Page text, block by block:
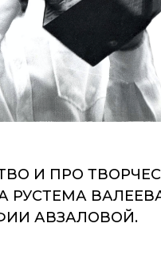
И ПРО
АВЗАЛОВОЙ.